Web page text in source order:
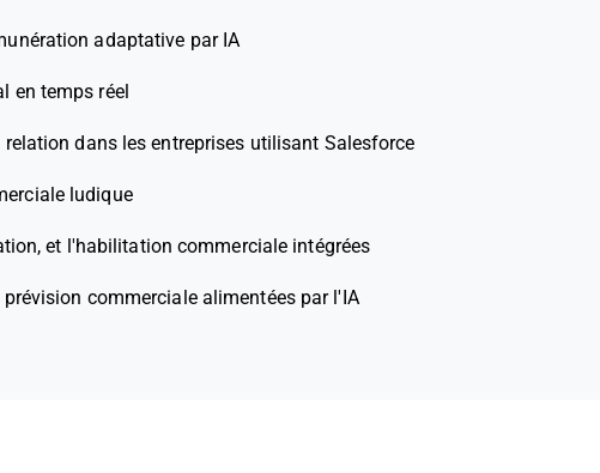
adaptative par IA
en temps réel
relation dans les entreprises utilisant Salesforce
ludique
et l'habilitation commerciale intégrées
commerciale alimentées par l'IA